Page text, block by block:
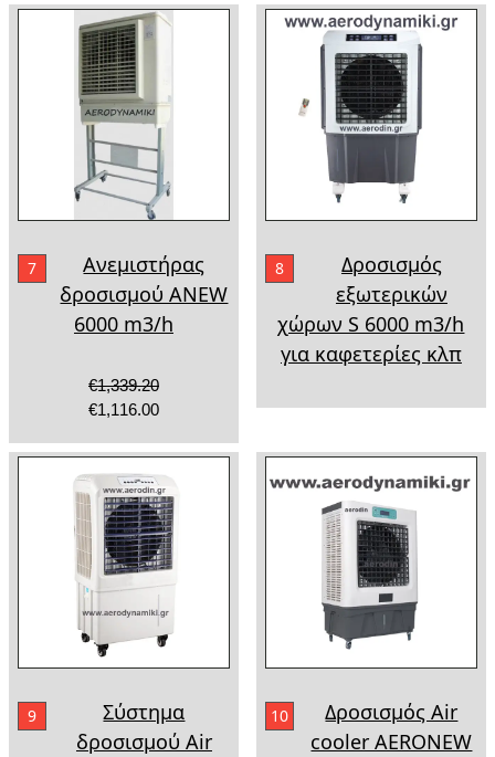
7
Ανεμιστήρας
δροσισμού ANEW
6000 m3/h
€1,339.20
€1,116.00
8
Δροσισμός
εξωτερικών
χώρων S 6000 m3/h
για καφετερίες κλπ
9
Σύστημα
δροσισμού Air
10
Δροσισμός Air
cooler AERONEW